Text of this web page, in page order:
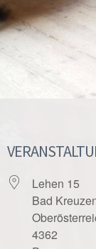
Lehen 15
Bad
4362